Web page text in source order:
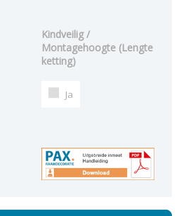
Kindveilig /
Montagehoogte (Lengte
ketting)
Ja